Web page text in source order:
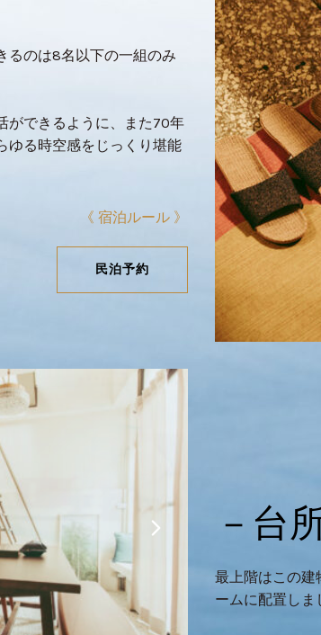
るのは8名以下の一組のみ
ができるように、また70年
ゆる時空感をじっくり堪能
《 宿泊ルール 》
民泊予約
－台
最上階はこの建
ームに配置しま